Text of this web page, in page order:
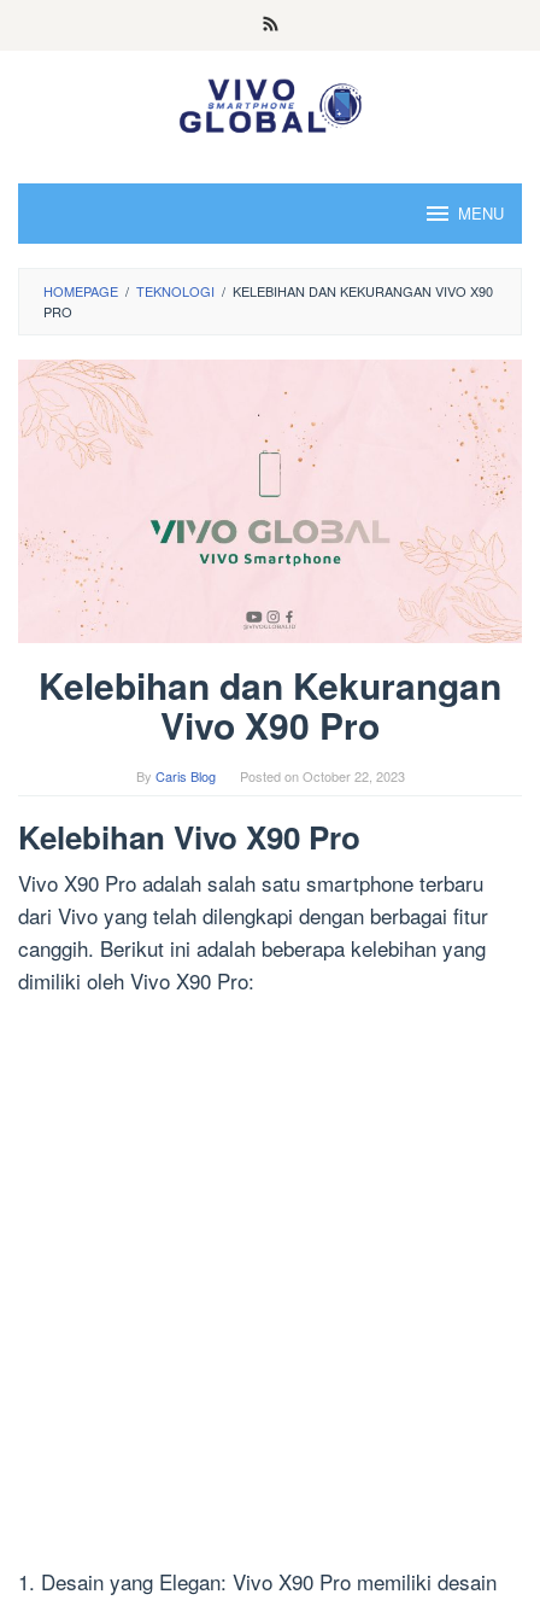
MENU
HOMEPAGE / TEKNOLOGI / KELEBIHAN DAN KEKURANGAN VIVO X90
PRO
Kelebihan dan Kekurangan
Vivo X90 Pro
By Caris Blog Posted onOctober 22, 2023
Kelebihan Vivo X90 Pro
Vivo X90 Pro adalah salah satu smartphone terbaru
dari Vivo yang telah dilengkapi dengan berbagai fitur
canggih. Berikut ini adalah beberapa kelebihan yang
dimiliki oleh Vivo X90 Pro:
1. Desain yang Elegan: Vivo X90 Pro memiliki desain